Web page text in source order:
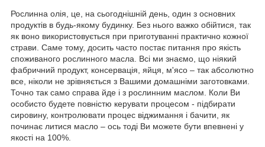
Рослинна олія, це, на сьогоднішній день, один з основних
продуктів в будь-якому будинку. Без нього важко обійтися, так
як воно використовується при приготуванні практично кожної
страви. Саме тому, досить часто постає питання про якість
споживаного рослинного масла. Всі ми знаємо, що ніякий
фабричний продукт, консервація, яйця, м'ясо – так абсолютно
все, ніколи не зрівняється з Вашими домашніми заготовками.
Точно так само справа йде і з рослинним маслом. Коли Ви
особисто будете повністю керувати процесом - підбирати
сировину, контролювати процес віджимання і бачити, як
починає литися масло – ось тоді Ви можете бути впевнені у
якості на 100%.